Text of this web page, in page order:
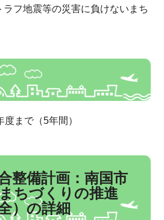
フ地震等の災害に負けないまち
まで（5年間）
整備計画：南国市
ちづくりの推進
）の詳細